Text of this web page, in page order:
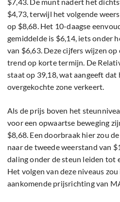
$4,73, terwijl het volgende
op $8,68. Het 10-daagse
gemiddelde is $6,14, iets onder
van $6,63. Deze cijfers wijzen
trend op korte termijn. De
staat op 39,18, wat aangeeft dat
overgekochte zone verkeert.
Als de prijs boven het
voor een opwaartse beweging
$8,68. Een doorbraak hier zou
naar de tweede weerstand van
daling onder de steun leiden tot
Het volgen van deze niveaus
aankomende prijsrichting van